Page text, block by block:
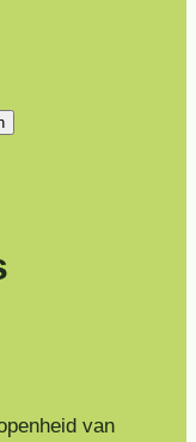
van